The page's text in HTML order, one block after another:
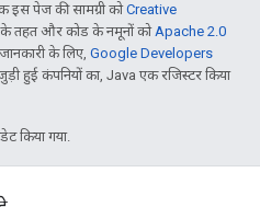
पेज की सामग्री कोCreative
के तहत और कोड के नमूनों कोApache 2.0
के लिए, Google Developers
हुई कंपनियों का, Java एक रजिस्टर किया
किया गया.